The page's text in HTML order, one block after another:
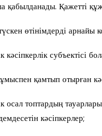
қабылданады. Қажетті
өтінімдерді арнайы
кәсіпкерлік субъектісі
қамтып отырған
осал топтардың
кәсіпкерлер;